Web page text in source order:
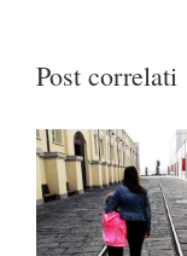
Post correlati